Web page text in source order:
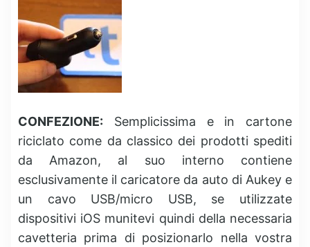
CONFEZIONE: Semplicissima e in cartone
riciclato come da classico dei prodotti spediti
da Amazon, al suo interno contiene
esclusivamente il caricatore da auto di Aukey e
un cavo USB/micro USB, se utilizzate
dispositivi iOS munitevi quindi della necessaria
cavetteria prima di posizionarlo nella vostra